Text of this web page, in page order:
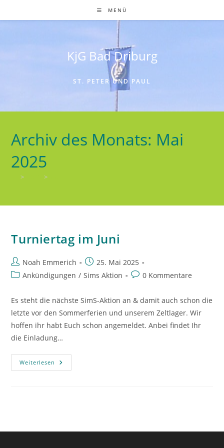
Inhalt
MENÜ
KjG Bad Driburg
ST. PETER UND PAUL
Archiv des Monats: Mai
2025
> >
Turniertag im Juni
Beitrags-
Autor:
Noah Emmerich
Beitrag
veröffentlicht:
25. Mai 2025
Beitrags-
Ankündigungen / Sims Aktion
Beitrags-
0 Kommentare
Es steht die nächste SimS-Aktion an & damit auch schon die
letzte vor den Sommerferien und unserem Zeltlager. Wir
hoffen ihr habt Euch schon angemeldet. Anbei findet Ihr
die Einladung…
Weiterlesen Turniertag
Im